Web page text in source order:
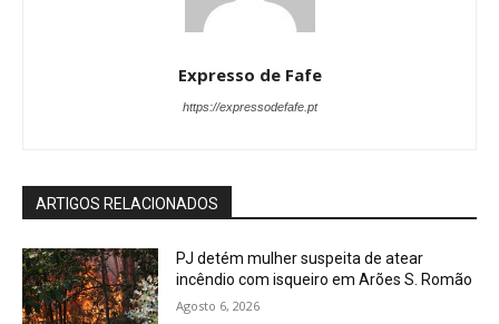
Expresso de Fafe
https://expressodefafe.pt
ARTIGOS RELACIONADOS
PJ detém mulher suspeita de atear
incêndio com isqueiro em Arões S. Romão
Agosto 6, 2026